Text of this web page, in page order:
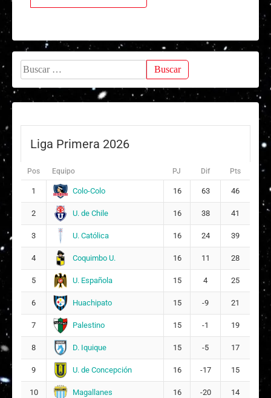
Buscar:
Liga Primera 2026
Pos Equipo PJ Dif Pts
1 Colo-Colo 16 63 46
2 U. de Chile 16 38 41
3 U. Católica 16 24 39
4 Coquimbo U. 16 11 28
5 U. Española 15 4 25
6 Huachipato 15 -9 21
7 Palestino 15 -1 19
8 D. Iquique 15 -5 17
9 U. de Concepción 16 -17 15
10 Magallanes 16 -20 14